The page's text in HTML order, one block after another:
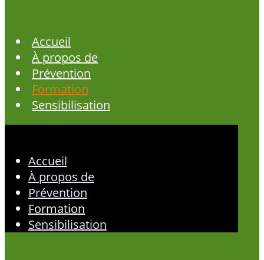
Accueil
À propos de
Prévention
Formation
Sensibilisation
Accueil
À propos de
Prévention
Formation
Sensibilisation